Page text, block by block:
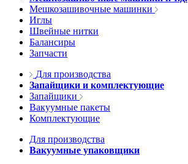
Мешкозашивочные машинки
Иглы
Швейные нитки
Балансиры
Запчасти
Для производства
Запайщики и комплектующие
Запайщики
Вакуумные пакеты
Комплектующие
Для производства
Вакуумные упаковщики